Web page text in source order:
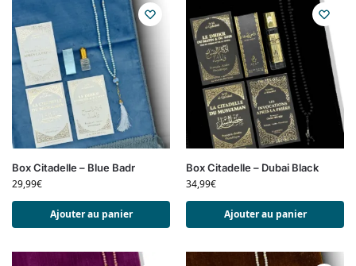
Box Citadelle – Blue Badr
29,99€
Ajouter au panier
Box Citadelle – Dubai Black
34,99€
Ajouter au panier